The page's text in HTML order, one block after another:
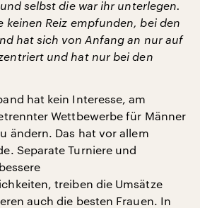
selbst die war ihr unterlegen.
keinen Reiz empfunden, bei den
hat sich von Anfang an nur auf
und hat nur bei den
hat kein Interesse, am
Wettbewerbe für Männer
ändern. Das hat vor allem
Separate Turniere und
treiben die Umsätze
auch die besten Frauen. In